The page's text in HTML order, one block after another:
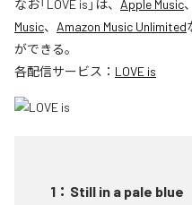
なお「 LOVE is 」は、 Apple Music、
Music、 Amazon Music Unlimited
ができる。
各配信サービス： LOVE is
1 ： Still in a pale blue